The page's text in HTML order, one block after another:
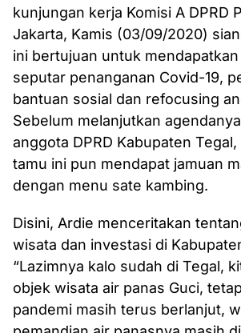
kunjungan kerja Komisi A DPRD
Jakarta, Kamis (03/09/2020)
ini bertujuan untuk
seputar penanganan Covid-19,
bantuan sosial dan refocusing
Sebelum melanjutkan
anggota DPRD Kabupaten
tamu ini pun mendapat jamuan
dengan menu sate kambing.
Disini, Ardie menceritakan
wisata dan investasi di
“Lazimnya kalo sudah di Tegal,
objek wisata air panas Guci,
pandemi masih terus berlanjut,